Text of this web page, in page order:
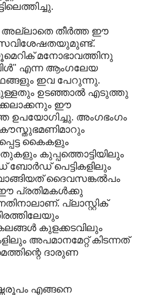
തീര്‍ത്ത ഈ
മനോഭാവത്തിനു
എന്ന ആംഗലേയ
ഇവ പേറുന്നു.
ഉടഞ്ഞാല്‍ എടുത്തു
ഈ
ഉപയോഗിച്ചു. അംഗഭംഗം
കൈകളും
കുപ്പത്തൊട്ടിയിലും
ബോര്‍ഡ്‌ പെട്ടികളിലും
ദൈവസങ്കല്‍പം
പ്രതിമകള്‍ക്കു
പ്ലാസ്റ്റിക്‌
കുളക്കടവിലും
അപമാനമേറ്റ്‌ കിടന്നത്‌
ദാരുണ
എങ്ങനെ